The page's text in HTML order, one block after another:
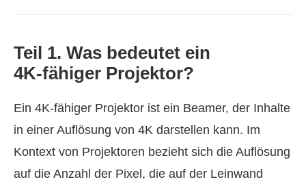
Teil 1. Was bedeutet ein
4K‑fähiger Projektor?
Ein 4K‑fähiger Projektor ist ein Beamer, der Inhalte
in einer Auflösung von 4K darstellen kann. Im
Kontext von Projektoren bezieht sich die Auflösung
auf die Anzahl der Pixel, die auf der Leinwand